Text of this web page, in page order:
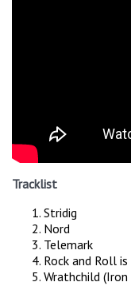
Tracklist
Stridig
Nord
Telemark
Rock and Roll
Wrathchild (Iron